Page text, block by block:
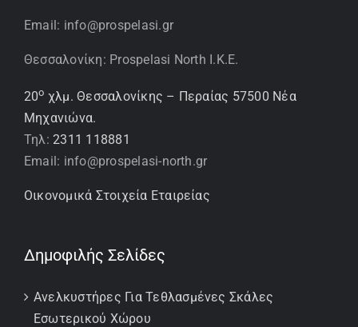
Email: info@prospelasi.gr
Θεσσαλονίκη: Prospelasi North I.K.E.
20ο χλμ. Θεσσαλονίκης – Περαίας 57500 Νέα
Μηχανιώνα.
Τηλ:2311 118881
Email: info@prospelasi-north.gr
Οικονομικά Στοιχεία Εταιρείας
Δημοφιλής Σελίδες
Ανελκυστήρες Για Τεθλασμένες Σκάλες
Εσωτερικού Χώρου